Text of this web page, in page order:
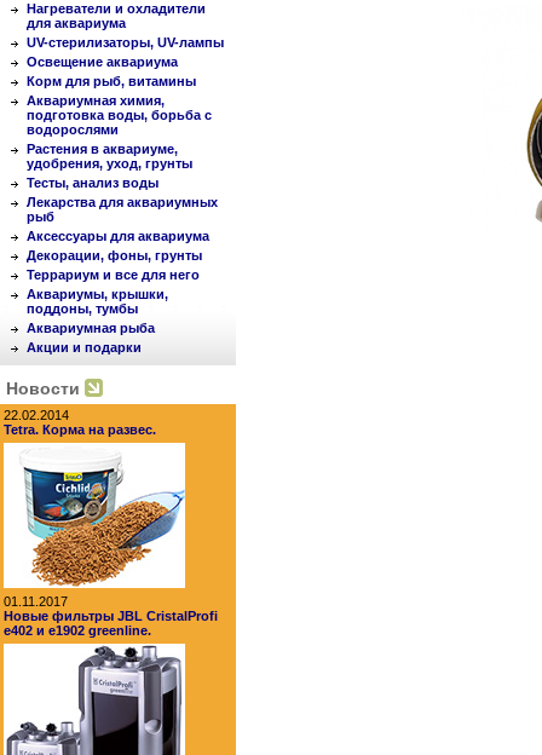
Нагреватели и охладители
для аквариума
UV-стерилизаторы, UV-лампы
Освещение аквариума
Корм для рыб, витамины
Аквариумная химия,
подготовка воды, борьба с
водорослями
Растения в аквариуме,
удобрения, уход, грунты
Тесты, анализ воды
Лекарства для аквариумных
рыб
Аксессуары для аквариума
Декорации, фоны, грунты
Террариум и все для него
Аквариумы, крышки,
поддоны, тумбы
Аквариумная рыба
Акции и подарки
Новости
22.02.2014
Tetra. Корма на развес.
01.11.2017
Новые фильтры JBL CristalProfi
e402 и e1902 greenline.